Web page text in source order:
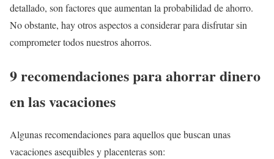
detallado, son factores que aumentan la probabilidad de ahorro.
No obstante, hay otros aspectos a considerar para disfrutar sin
comprometer todos nuestros ahorros.
9 recomendaciones para ahorrar dinero
en las vacaciones
Algunas recomendaciones para aquellos que buscan unas
vacaciones asequibles y placenteras son: